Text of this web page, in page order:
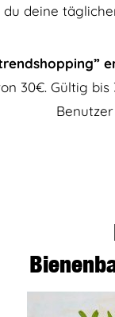
deine
30€. Gültig bis